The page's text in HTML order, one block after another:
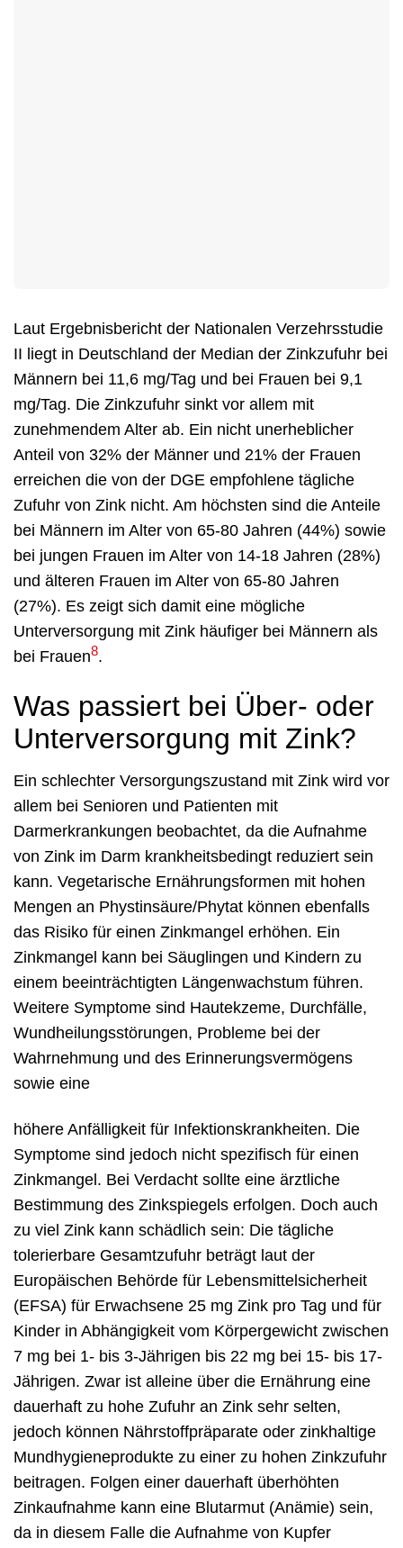
Laut Ergebnisbericht der Nationalen Verzehrsstudie
II liegt in Deutschland der Median der Zinkzufuhr bei
Männern bei 11,6 mg/Tag und bei Frauen bei 9,1
mg/Tag. Die Zinkzufuhr sinkt vor allem mit
zunehmendem Alter ab. Ein nicht unerheblicher
Anteil von 32% der Männer und 21% der Frauen
erreichen die von der DGE empfohlene tägliche
Zufuhr von Zink nicht. Am höchsten sind die Anteile
bei Männern im Alter von 65-80 Jahren (44%) sowie
bei jungen Frauen im Alter von 14-18 Jahren (28%)
und älteren Frauen im Alter von 65-80 Jahren
(27%). Es zeigt sich damit eine mögliche
Unterversorgung mit Zink häufiger bei Männern als
bei Frauen8.
Was passiert bei Über- oder
Unterversorgung mit Zink?
Ein schlechter Versorgungszustand mit Zink wird vor
allem bei Senioren und Patienten mit
Darmerkrankungen beobachtet, da die Aufnahme
von Zink im Darm krankheitsbedingt reduziert sein
kann. Vegetarische Ernährungsformen mit hohen
Mengen an Phystinsäure/Phytat können ebenfalls
das Risiko für einen Zinkmangel erhöhen. Ein
Zinkmangel kann bei Säuglingen und Kindern zu
einem beeinträchtigten Längenwachstum führen.
Weitere Symptome sind Hautekzeme, Durchfälle,
Wundheilungsstörungen, Probleme bei der
Wahrnehmung und des Erinnerungsvermögens
sowie eine
höhere Anfälligkeit für Infektionskrankheiten. Die
Symptome sind jedoch nicht spezifisch für einen
Zinkmangel. Bei Verdacht sollte eine ärztliche
Bestimmung des Zinkspiegels erfolgen. Doch auch
zu viel Zink kann schädlich sein: Die tägliche
tolerierbare Gesamtzufuhr beträgt laut der
Europäischen Behörde für Lebensmittelsicherheit
(EFSA) für Erwachsene 25 mg Zink pro Tag und für
Kinder in Abhängigkeit vom Körpergewicht zwischen
7 mg bei 1- bis 3-Jährigen bis 22 mg bei 15- bis 17-
Jährigen. Zwar ist alleine über die Ernährung eine
dauerhaft zu hohe Zufuhr an Zink sehr selten,
jedoch können Nährstoffpräparate oder zinkhaltige
Mundhygieneprodukte zu einer zu hohen Zinkzufuhr
beitragen. Folgen einer dauerhaft überhöhten
Zinkaufnahme kann eine Blutarmut (Anämie) sein,
da in diesem Falle die Aufnahme von Kupfer